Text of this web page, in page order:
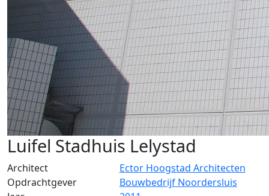
Luifel Stadhuis Lelystad
Architect
Ector Hoogstad Architecten
Opdrachtgever
Bouwbedrijf Noordersluis